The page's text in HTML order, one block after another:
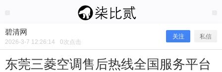
碧清网
2026-3-7 12:26:14 0次点击
关注 私信
东莞三菱空调售后热线全国服务平台